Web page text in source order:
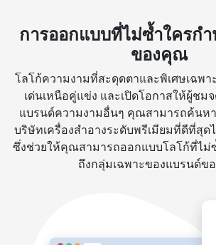
การออกแบบที่ไม่ซ้ำใครก
ของคุณ
โลโก้ความงามที่สะดุดตาและพิเศษเฉพ
เด่นเหนือคู่แข่ง และเปิดโอกาสให้ผู้ชม
แบรนด์ความงามอื่นๆ คุณสามารถค้นห
บริษัทเครื่องสำอางระดับพรีเมียมที่ดีที่สุ
ซึ่งช่วยให้คุณสามารถออกแบบโลโก้ที่ไม่
ถึงกลุ่มเฉพาะของแบรนด์ข